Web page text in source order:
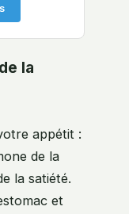
la
appétit :
de la
la satiété.
et